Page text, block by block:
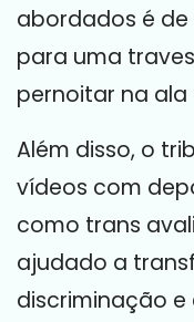
abordados é
para uma
pernoitar na ala
Além disso, o
vídeos com
como trans
ajudado a
discriminação